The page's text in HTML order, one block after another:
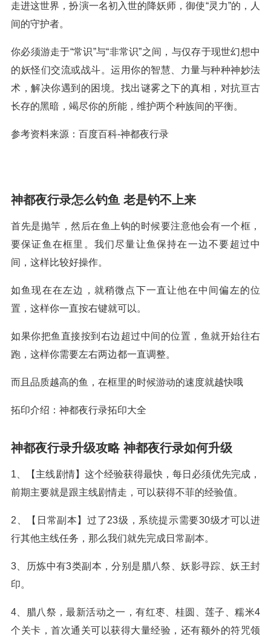
走进这世界，扮演一名初入世的降妖师，御使“灵力”的，人
间的守护者。
你必须游走于“常识”与“非常识”之间，与仅存于现世幻想中
的妖怪们交流或战斗。运用你的智慧、力量与种种神妙法
术，解决你遇到的困境。找出谜雾之下的真相，对抗亘古
长存的黑暗，竭尽你的所能，维护两个种族间的平衡。
参考资料来源：百度百科-神都夜行录
神都夜行录怎么钓鱼 老是钓不上来
首先是抛竿，然后在鱼上钩的时候要注意他会有一个框，
要保证鱼在框里。我们尽量让鱼保持在一边不要超过中
间，这样比较好操作。
如鱼现在在左边，就稍微点下一直让他在中间偏左的位
置，这样你一直按右键就可以。
如果你把鱼直接按到右边超过中间的位置，鱼就开始往右
跑，这样你需要左右两边都一直调整。
而且品质越高的鱼，在框里的时候游动的速度就越快哦
拓印介绍：神都夜行录拓印大全
神都夜行录升级攻略 神都夜行录如何升级
1、【主线剧情】这个经验获得最快，每日必须优先完成，
前期主要就是跟主线剧情走，可以获得不菲的经验值。
2、【日常副本】过了23级，系统提示需要30级才可以进
行其他主线任务，那么我们就先完成日常副本。
3、历炼中有3类副本，分别是腊八祭、妖影寻踪、妖王封
印。
4、腊八祭，最新活动之一，有红枣、桂圆、莲子、糯米4
个关卡，首次通关可以获得大量经验，还有额外的符咒领